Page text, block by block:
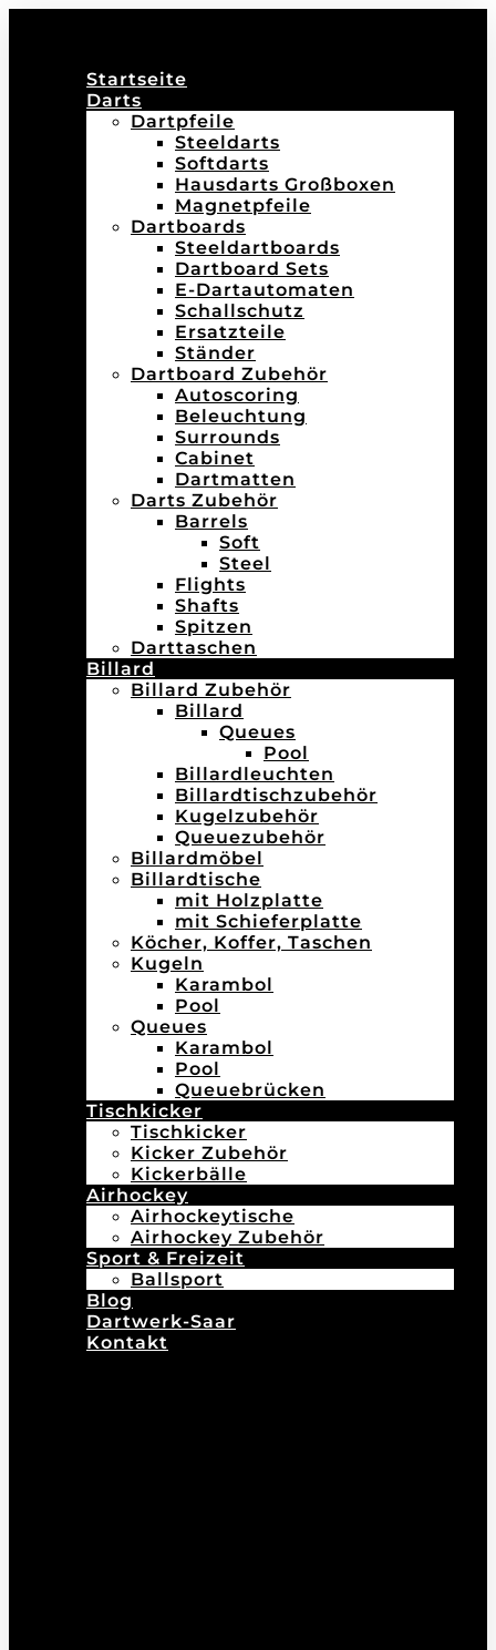
Startseite
Darts
Dartpfeile
Steeldarts
Softdarts
Hausdarts Großboxen
Magnetpfeile
Dartboards
Steeldartboards
Dartboard Sets
E-Dartautomaten
Schallschutz
Ersatzteile
Ständer
Dartboard Zubehör
Autoscoring
Beleuchtung
Surrounds
Cabinet
Dartmatten
Darts Zubehör
Barrels
Soft
Steel
Flights
Shafts
Spitzen
Darttaschen
Billard
Billard Zubehör
Billard
Queues
Pool
Billardleuchten
Billardtischzubehör
Kugelzubehör
Queuezubehör
Billardmöbel
Billardtische
mit Holzplatte
mit Schieferplatte
Köcher, Koffer, Taschen
Kugeln
Karambol
Pool
Queues
Karambol
Pool
Queuebrücken
Tischkicker
Tischkicker
Kicker Zubehör
Kickerbälle
Airhockey
Airhockeytische
Airhockey Zubehör
Sport & Freizeit
Ballsport
Blog
Dartwerk-Saar
Kontakt